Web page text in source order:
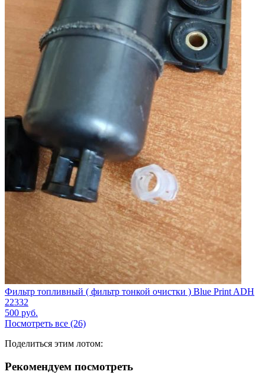
Фильтр топливный ( фильтр тонкой очистки ) Blue Print ADH
22332
500 руб.
Посмотреть все (26)
Поделиться этим лотом:
Рекомендуем посмотреть